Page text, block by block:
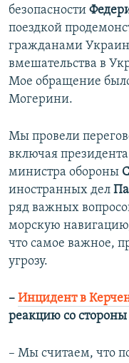
безопасности
поездкой
гражданами
вмешательства в
Мое обращение
Могерини.
Мы провели
включая
министра обороны
иностранных дел
ряд важных
морскую
что самое важное,
угрозу.
– Инцидент в
реакцию со
– Мы считаем, что